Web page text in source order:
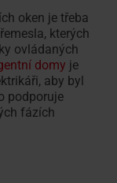
100%
Originál od
produkty
doplňkyVnější
a reklamační
vyřešit
Roto?
FAQ -
Vše o
brožury
seminářů
Pro střešní
oken je třeba
kterých
ovládaných
domy je
aby byl
podporuje
fázích